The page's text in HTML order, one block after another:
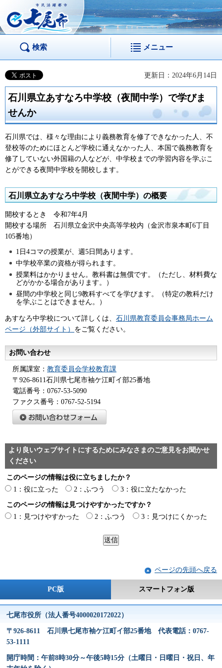
市民活躍都市 七尾
市
検索 メニュー
更新日：2024年6月14日
石川県立あすなろ中学校（夜間中学）で学びま
せんか
石川県では、様々な理由により義務教育を修了できなかった人、不
登校等のためにほとんど学校に通えなかった人、本国で義務教育を
修了していない外国籍の人などが、中学校までの学習内容を学ぶこ
とができる夜間中学校を開校します。
石川県立あすなろ中学校（夜間中学）の概要
開校するとき 令和7年4月
開校する場所
石 川県立金沢中央高等学校内（金沢市泉本町6丁目
105番地）
1日4コマの授業が、週5日間あります。
中学校卒業の資格が得られます。
授業料はかかりません。教科書は無償です。（ただし、材料費な
どがかかる場合があります。）
昼間の中学校と同じ9教科すべてを学びます。（特定の教科だけ
を学ぶことはできません。）
あすなろ中学校について詳しくは、 石川県教育委員会事務局ホーム
ページ（外部サイト） をご覧ください。
お問い合わせ
所属課室： 教育委員会学校教育課
〒926-8611石川県七尾市袖ケ江町イ部25番地
電話番号：0767-53-5090
ファクス番号：0767-52-5194
より良いウェブサイトにするためにみなさまのご意見をお聞かせ
ください
このページの情報は役に立ちましたか？
1：役に立った
2：ふつう 3：役に立たなかった
このページの情報は見つけやすかったですか？
1：見つけやすかった
2：ふつう 3：見つけにくかった
ページの先頭へ戻る
PC版 スマートフォン版
七尾市役所（法人番号4000020172022）
〒926-8611 石川県七尾市袖ケ江町イ部25番地 代表電話：0767-
53-1111
開庁時間：午前8時30分～午後5時15分（土曜日・日曜日・祝日、年